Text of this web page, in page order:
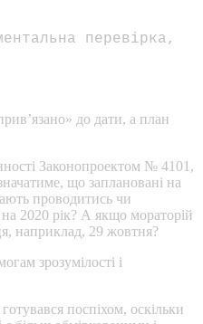
перевірка,
до дати, а план
Законопроектом № 4101,
що заплановані на
проводитись чи
2020 рік? А якщо мораторій
наприклад, 29 жовтня?
зрозумілості і
поспіхом, оскільки